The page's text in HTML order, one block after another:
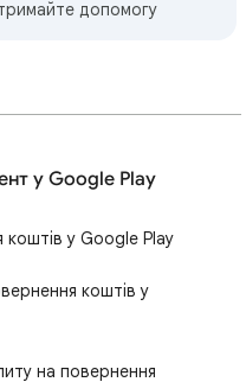
допомогу
у Google Play
у Google Play
коштів у
на повернення